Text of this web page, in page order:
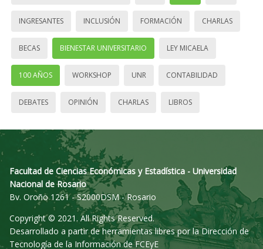
INGRESANTES INCLUSIÓN FORMACIÓN CHARLAS
BECAS BIENESTAR UNIVERSITARIO LEY MICAELA
100 AÑOS WORKSHOP UNR CONTABILIDAD
DEBATES OPINIÓN CHARLAS LIBROS
Facultad de Ciencias Económicas y Estadística - Universidad
Nacional de Rosario
Bv. Oroño 1261 - S2000DSM - Rosario
Copyright © 2021. All Rights Reserved.
Desarrollado a partir de herramientas libres por la Dirección de
Tecnología de la Información de FCEyE